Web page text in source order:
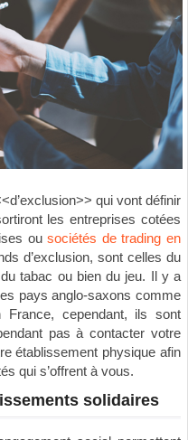
qui vont définir
les entreprises cotées
ousociétés de trading en
d’exclusion, sont celles du
tabac ou bien du jeu. Il y a
pays anglo-saxons comme
France, cependant, ils sont
pas à contacter votre
établissement physique afin
qui s’offrent à vous.
solidaires